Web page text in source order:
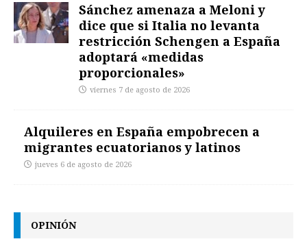
Sánchez amenaza a Meloni y
dice que si Italia no levanta
restricción Schengen a España
adoptará «medidas
proporcionales»
viernes 7 de agosto de 2026
Alquileres en España empobrecen a
migrantes ecuatorianos y latinos
jueves 6 de agosto de 2026
OPINIÓN